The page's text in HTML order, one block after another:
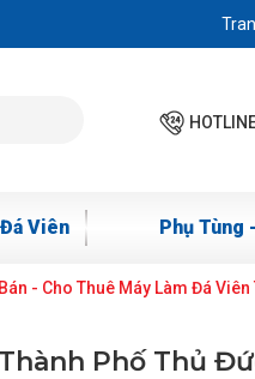
Viên Phụ Tùng
Bán - Cho Thuê Máy Làm Đá
Phố Thủ